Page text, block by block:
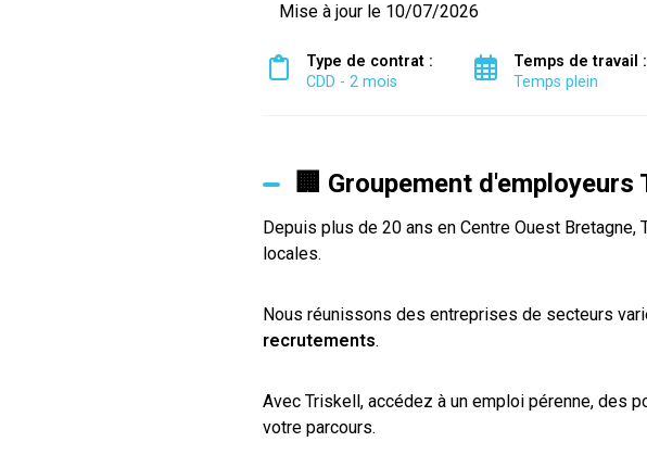
Mise à jour le 10/07/2026
Type de contrat :
CDD - 2 mois
Temps de travail :
Temps plein
🏢 Groupement d'employeurs
Depuis plus de 20 ans en Centre Ouest Bretagne,
locales.
Nous réunissons des entreprises de secteurs
recrutements.
Avec Triskell, accédez à un emploi pérenne, des
votre parcours.